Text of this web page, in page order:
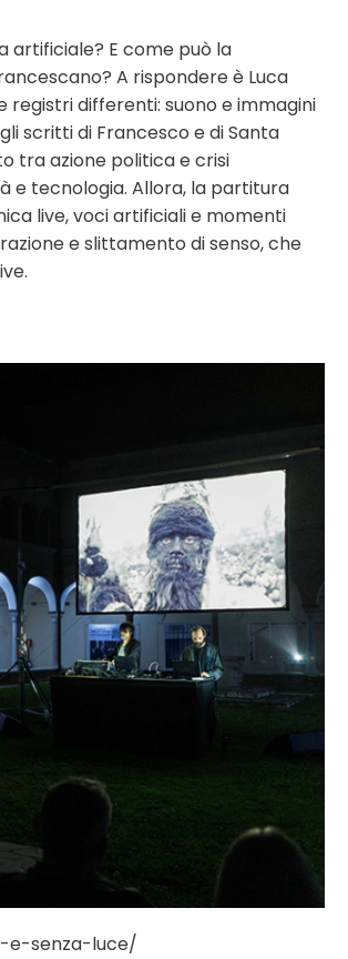
artificiale? E come può la
A rispondere è Luca
registri differenti: suono e immagini
scritti di Francesco e di Santa
tra azione politica e crisi
e tecnologia. Allora, la partitura
live, voci artificiali e momenti
e slittamento di senso, che
e-senza-luce/